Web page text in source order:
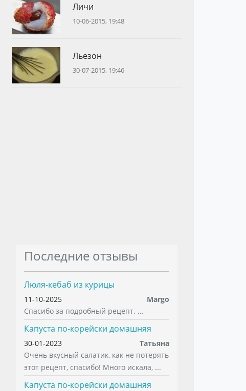
Личи
10-06-2015, 19:48
Льезон
30-07-2015, 19:46
Последние отзывы
Люля-кебаб из курицы
11-10-2025
Margo
Спасибо за подробный рецепт. ...
Капуста по-корейски домашняя
30-01-2023
Татьяна
Очень вкусный салатик, как не потерять
этот рецепт, спасибо! Много искала, ...
Капуста по-корейски домашняя